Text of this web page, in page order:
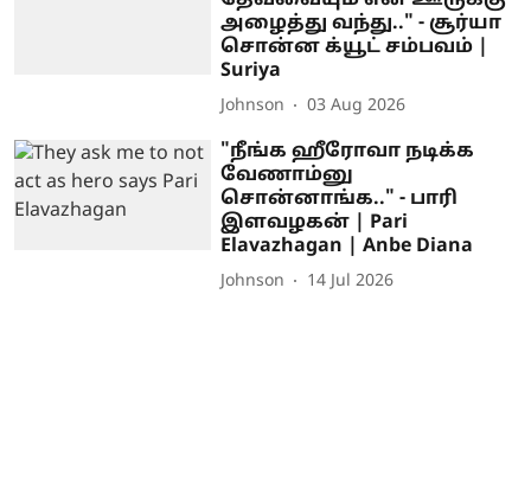
அழைத்து வந்து.." - சூர்யா
சொன்ன க்யூட் சம்பவம் |
Suriya
Johnson 03 Aug 2026
"நீங்க ஹீரோவா நடிக்க
வேணாம்னு
சொன்னாங்க.." - பாரி
இளவழகன் | Pari
Elavazhagan | Anbe Diana
Johnson 14 Jul 2026